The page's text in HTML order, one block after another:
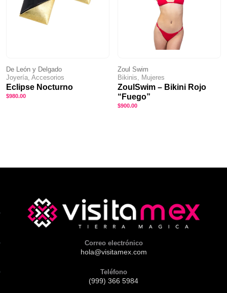
De León y Delgado
Joyería, Accesorios
Eclipse Nocturno
$980.00
Zoul Swim
Bikinis, Mujeres
ZoulSwim – Bikini Rojo
“Fuego”
$900.00
Correo electrónico
hola@visitamex.com
Teléfono
(999) 366 5984